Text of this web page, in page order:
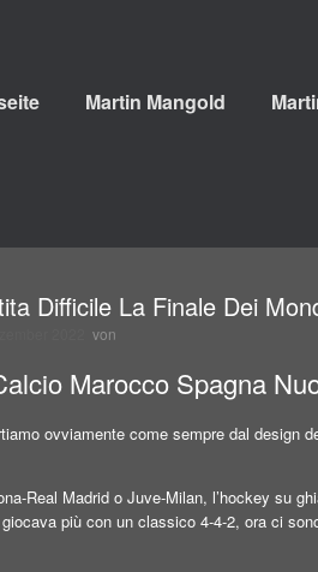
Martin Mangold
Difficile La Finale Dei
von
Marocco Spagna
ovviamente come sempre dal design
Real Madrid o Juve-Milan, l’hockey su
più con un classico 4-4-2, ora ci